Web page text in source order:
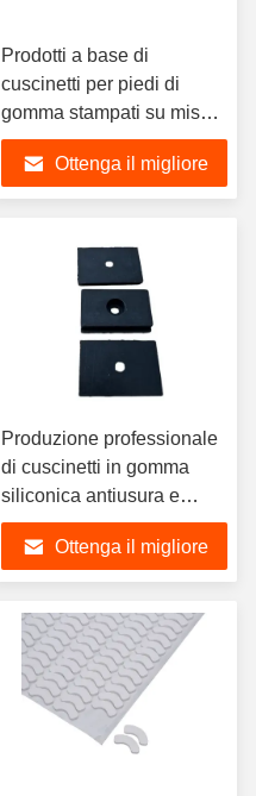
Prodotti a base di
cuscinetti per piedi di
gomma stampati su misura
con cuscinetti per piedi di
gomma di silicone 3M
Ottenga il migliore
Produzione professionale
di cuscinetti in gomma
siliconica antiusura e
ammortizzanti
Ottenga il migliore